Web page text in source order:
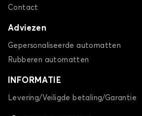
Contact
Adviezen
Gepersonaliseerde automatten
Rubberen automatten
INFORMATIE
Levering/Veiligde betaling/Garantie